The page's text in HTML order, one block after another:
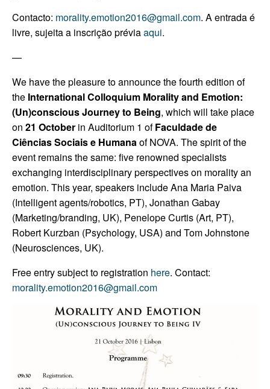
Contacto: morality.emotion2016@gmail.com. A entrada é
livre, sujeita a inscrição préviaaqui.
—
We have the pleasure to announce the fourth edition of
the International Colloquium Morality and Emotion:
(Un)conscious Journey to Being, which will take place
on 21 October in Auditorium 1 ofFaculdade de
Ciências Sociais e Humanaof NOVA. The spirit of the
event remains the same: five renowned specialists
exchanging interdisciplinary perspectives on morality an
emotion. This year, speakers include Ana Maria Paiva
(Intelligent agents/robotics, PT), Jonathan Gabay
(Marketing/branding, UK), Penelope Curtis (Art, PT),
Robert Kurzban (Psychology, USA) and Tom Johnstone
(Neurosciences, UK).
Free entry subject to registration here. Contact:
morality.emotion2016@gmail.com